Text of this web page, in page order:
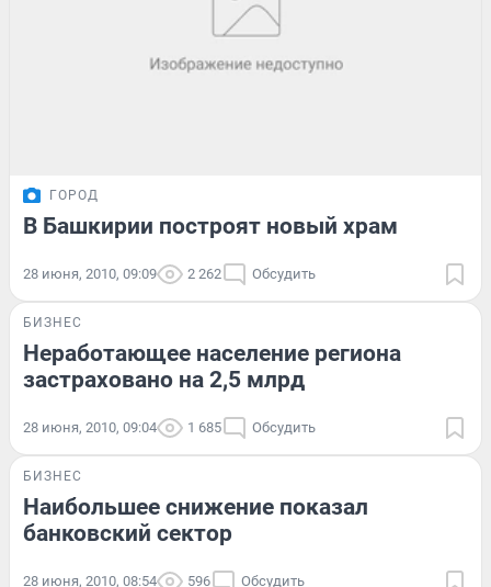
ГОРОД
В Башкирии построят новый храм
28 июня, 2010, 09:09 2 262 Обсудить
БИЗНЕС
Неработающее население региона
застраховано на 2,5 млрд
28 июня, 2010, 09:04 1 685 Обсудить
БИЗНЕС
Наибольшее снижение показал
банковский сектор
28 июня, 2010, 08:54 596 Обсудить